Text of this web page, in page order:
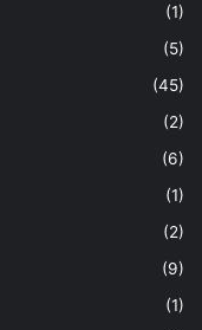
(1)
(5)
(45)
(2)
(6)
(1)
(2)
(9)
(1)